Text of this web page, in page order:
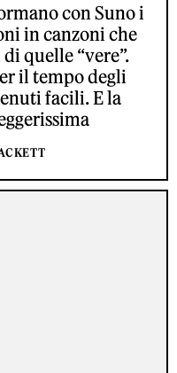
con Suno i
in canzoni che
quelle “vere”.
il tempo degli
facili. E la